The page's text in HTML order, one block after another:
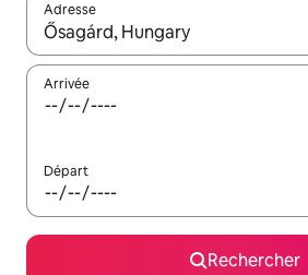
Adresse
Lorsque les résultats s'affichent,
Arrivée
Départ
Rechercher